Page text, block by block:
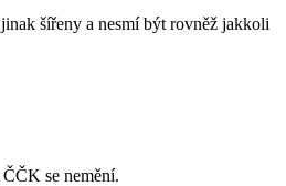
šířeny a nesmí být rovněž jakkoli
se nemění.